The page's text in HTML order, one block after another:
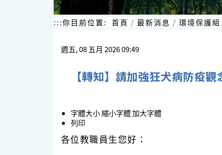
:::你目前位置: 首頁 最新消息 環境保護組
週五, 08 五月 2026 09:49
【轉知】請加強狂犬病防疫
字體大小縮小字體加大字體
列印
各位教職員生您好：